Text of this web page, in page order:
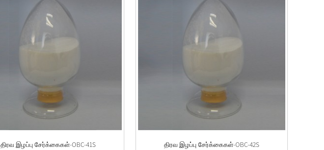
திரவ இழப்பு சேர்க்கைகள்-OBC-41S திரவ இழப்பு சேர்க்கைகள்-OBC-42S